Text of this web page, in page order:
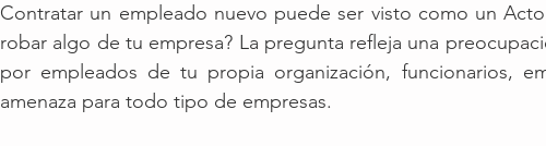
Contratar un empleado nuevo puede ser visto como un
robar algo de tu empresa? La pregunta refleja una
por empleados de tu propia organización, funcionarios,
amenaza para todo tipo de empresas.